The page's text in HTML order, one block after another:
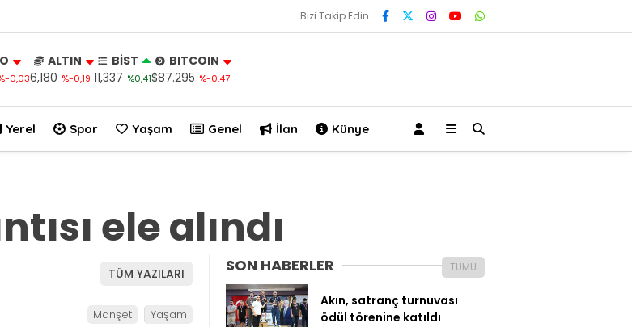
Bizi Takip Edin
0,03
ALTIN
6,180 %-0,19
BİST
11,337 %0,41
BITCOIN
$87.295 %-0,47
Yerel Spor Yaşam Genel İlan Künye
ele alındı
TÜM YAZILARI
Manşet Yaşam
SON HABERLER TÜMÜ
Akın, satranç turnuvası
ödül törenine katıldı